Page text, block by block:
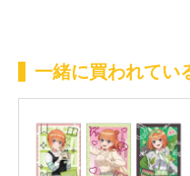
一緒に買われてい